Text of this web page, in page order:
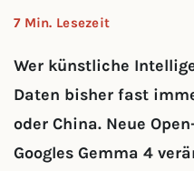
7 Min. Lesezeit
Wer künstliche
Daten bisher fast
oder China. Neue
Googles Gemma 4